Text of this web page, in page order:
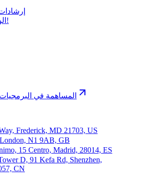
نحن نوظف!
المساهمة في
Frederick, MD 21703, US
N1 9AB, GB
15 Centro, Madrid, 28014, ES
D, 91 Kefa Rd, Shenzhen,
CN